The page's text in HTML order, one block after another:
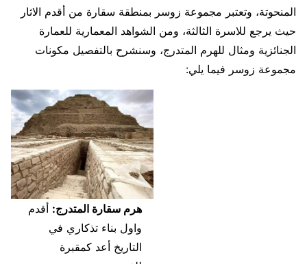
المنحوتة، وتعتبر مجموعة زوسر بمنطقة سقارة من أقدم الاثار
حيث يرجع للاسرة الثالثة، ومن الشواهد المعمارية للعمارة
الجنائزية ومثال للهرم المتدرج، وسنشرح بالتفصيل مكونات
مجموعة زوسر فيما يلي:
هرم سقارة المتدرج: أقدم
واول بناء تذكاري في
التاريخ أعد كمقبرة